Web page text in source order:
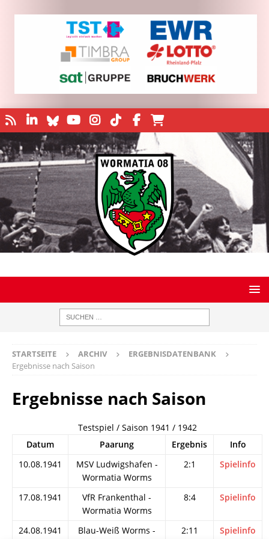
STARTSEITE ARCHIV
ERGEBNISDATENBANK
Ergebnisse nach Saison
Ergebnisse nach Saison
Testspiel / Saison 1941 / 1942
Datum
Paarung Ergebnis
Info
10.08.1941
MSV Ludwigshafen -
Wormatia Worms
2:1 Spielinfo
17.08.1941
VfR Frankenthal -
Wormatia Worms
8:4 Spielinfo
24.08.1941
Blau-Weiß Worms -
2:11 Spielinfo